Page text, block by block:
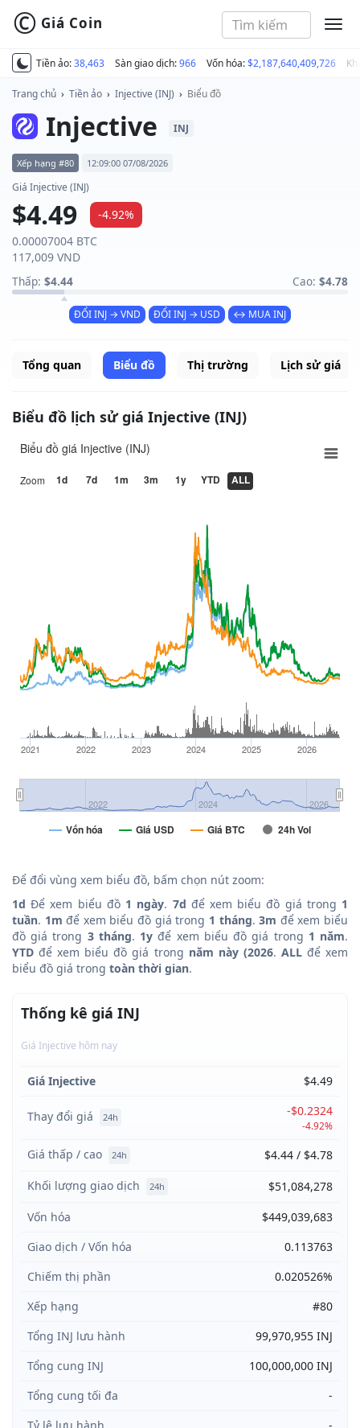
Tiền ảo:38,463 Sàn giao dịch:966 Vốn hóa:$2,187,640,409,726
© Giá Coin
Trang chủ › Tiền ảo › Injective (INJ) › Biểu đồ
Injective INJ
Xếp hạng #80 12:09:00 07/08/2026
Giá Injective (INJ)
$4.49
-4.92%
0.00007004 BTC
117,009 VND
Thấp: $4.44 Cao: $4.78
ĐỔI INJ → VND ĐỔI INJ → USD ↔ MUA INJ
Tổng quan Biểu đồ Thị trường Lịch sử giá
Biểu đồ lịch sử giá Injective (INJ)
Zoom 1d 7d 1m 3m 1y YTD ALL
Biểu đồ giá Injective (INJ)
Vốn hóa Giá USD Giá BTC 24h Vol
2021 2022 2023 2024 2025 2026
2022 2024 2026
Để đổi vùng xem biểu đồ, bấm chọn nút zoom:
1d Để xem biểu đồ 1 ngày. 7d để xem biểu đồ giá trong 1
tuần. 1m để xem biểu đồ giá trong 1 tháng.3m để xem biểu
đồ giá trong 3 tháng. 1y để xem biểu đồ giá trong 1 năm.
YTD để xem biểu đồ giá trong năm này (2026. ALLđể xem
biểu đồ giá trong toàn thời gian.
Thống kê giá INJ
Giá Injective hôm nay
Giá Injective $4.49
Thay đổi giá 24h -$0.2324
-4.92%
Giá thấp / cao 24h
$4.44 / $4.78
Khối lượng giao dịch
24h
$51,084,278
Vốn hóa
$449,039,683
Giao dịch / Vốn hóa
0.113763
Chiếm thị phần
0.020526%
Xếp hạng
#80
Tổng INJ lưu hành
99,970,955 INJ
Tổng cung INJ
100,000,000 INJ
Tổng cung tối đa
-